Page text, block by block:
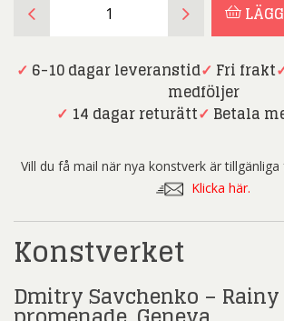
Savchenko
Fotokonst
mängd
✓ 6-10 dagar leveranstid✓ Fri frakt
medföljer
✓ 14 dagar returätt✓ Betala
Vill du få mail när nya konstverk är
Klicka här.
Konstverket
Dmitry Savchenko – Rainy